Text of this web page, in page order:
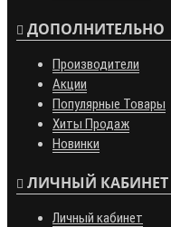
ДОПОЛНИТЕЛЬНО
Производители
Акции
Популярные Товары
Хиты Продаж
Новинки
ЛИЧНЫЙ КАБИНЕТ
Личный кабинет